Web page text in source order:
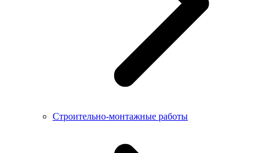
Строительно-монтажные работы